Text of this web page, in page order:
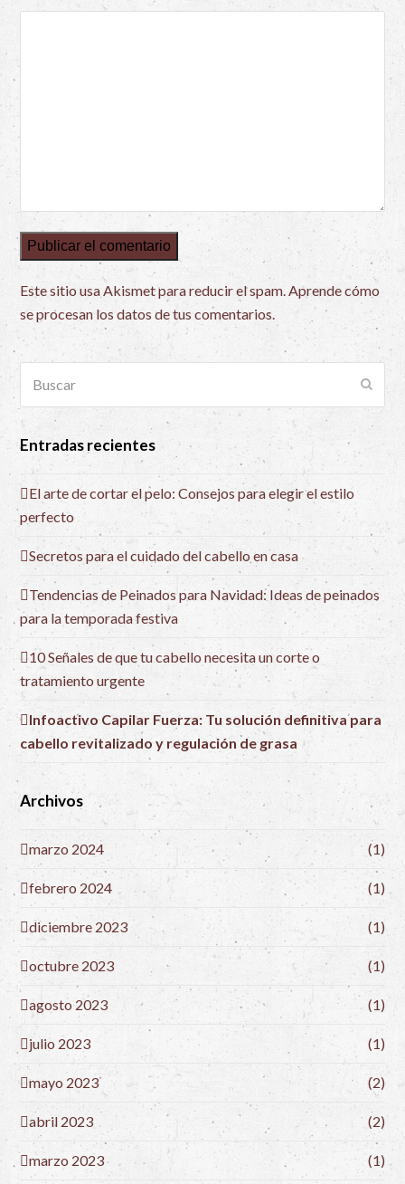
Este sitio usa Akismet para reducir el spam.Aprende cómo
se procesan los datos de tus comentarios.
Entradas recientes
El arte de cortar el pelo: Consejos para elegir el estilo
perfecto
Secretos para el cuidado del cabello en casa
Tendencias de Peinados para Navidad: Ideas de peinados
para la temporada festiva
10 Señales de que tu cabello necesita un corte o
tratamiento urgente
Infoactivo Capilar Fuerza: Tu solución definitiva para
cabello revitalizado y regulación de grasa
Archivos
marzo 2024 (1)
febrero 2024 (1)
diciembre 2023 (1)
octubre 2023 (1)
agosto 2023 (1)
julio 2023 (1)
mayo 2023 (2)
abril 2023 (2)
marzo 2023 (1)